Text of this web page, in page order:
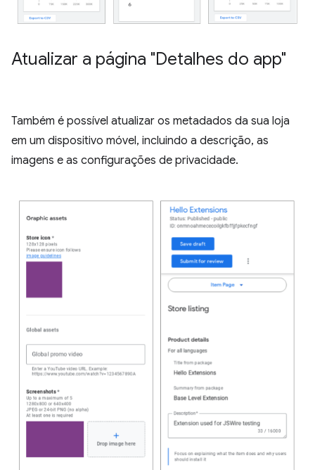
Atualizar a página "Detalhes do app"
Também é possível atualizar os metadados da sua loja
em um dispositivo móvel, incluindo a descrição, as
imagens e as configurações de privacidade.